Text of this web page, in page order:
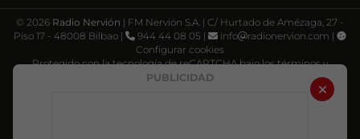
PUBLICIDAD
© 2026 Radio Nervión | FM Nervión S.A. | C/ Hurtado de Amézaga, 27 -
Piso 17 - 48008 Bilbao |
944 44 08 05 | info
radionervion.com |
Configurar cookies
Protegido con la tecnología de reCAPTCHA bajo los términos y
Política de privacidad Términos de servicio